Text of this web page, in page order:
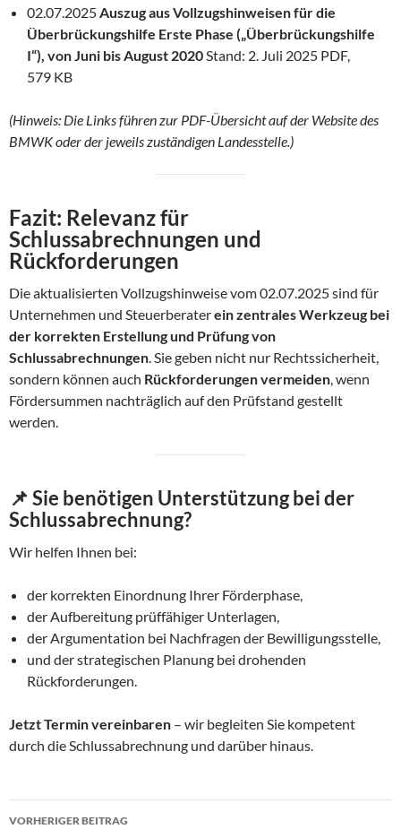
02.07.2025 Auszug aus Vollzugshinweisen für die
Überbrückungshilfe Erste Phase („Überbrückungshilfe
I“), von Juni bis August 2020 Stand: 2. Juli 2025 PDF,
579 KB
(Hinweis: Die Links führen zur PDF-Übersicht auf der Website des
BMWK oder der jeweils zuständigen Landesstelle.)
Fazit: Relevanz für
Schlussabrechnungen und
Rückforderungen
Die aktualisierten Vollzugshinweise vom 02.07.2025 sind für
Unternehmen und Steuerberaterein zentrales Werkzeug bei
der korrekten Erstellung und Prüfung von
Schlussabrechnungen . Sie geben nicht nur Rechtssicherheit,
sondern können auch Rückforderungen vermeiden , wenn
Fördersummen nachträglich auf den Prüfstand gestellt
werden.
📌Sie benötigen Unterstützung bei der
Schlussabrechnung?
Wir helfen Ihnen bei:
der korrekten Einordnung Ihrer Förderphase,
der Aufbereitung prüffähiger Unterlagen,
der Argumentation bei Nachfragen der Bewilligungsstelle,
und der strategischen Planung bei drohenden
Rückforderungen.
Jetzt Termin vereinbaren – wir begleiten Sie kompetent
durch die Schlussabrechnung und darüber hinaus.
Beitragsnavigation
VORHERIGER BEITRAG